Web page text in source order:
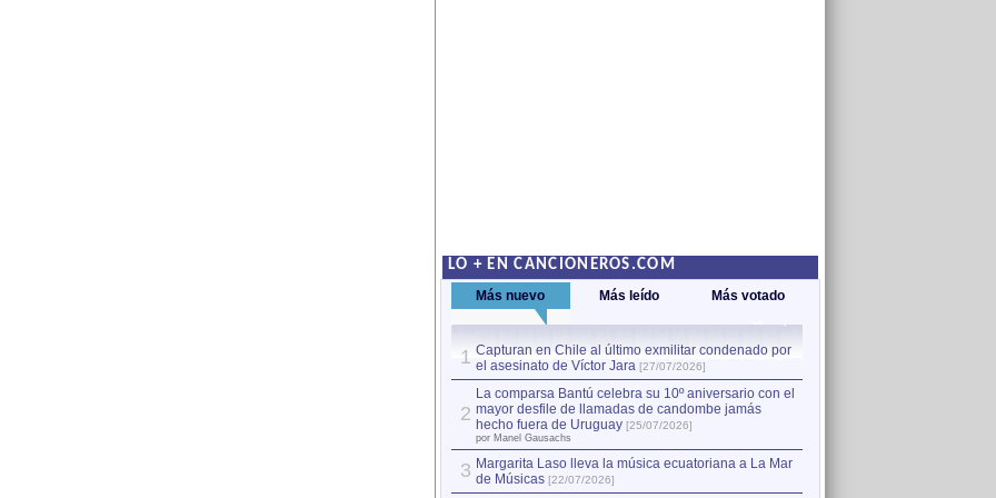
LO + EN CANCIONEROS.COM
Más nuevo Más leído Más votado
1 Capturan en Chile al último exmilitar condenado por
el asesinato de Víctor Jara [27/07/2026]
2
La comparsa Bantú celebra su 10º aniversario con el
mayor desfile de llamadas de candombe jamás
hecho fuera de Uruguay [25/07/2026]
por Manel Gausachs
3 Margarita Laso lleva la música ecuatoriana a La Mar
de Músicas [22/07/2026]